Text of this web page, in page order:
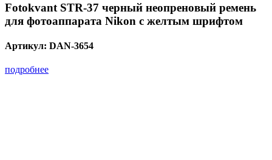
Fotokvant STR-37 черный неопреновый ремень
для фотоаппарата Nikon с желтым шрифтом
Артикул: DAN-3654
подробнее